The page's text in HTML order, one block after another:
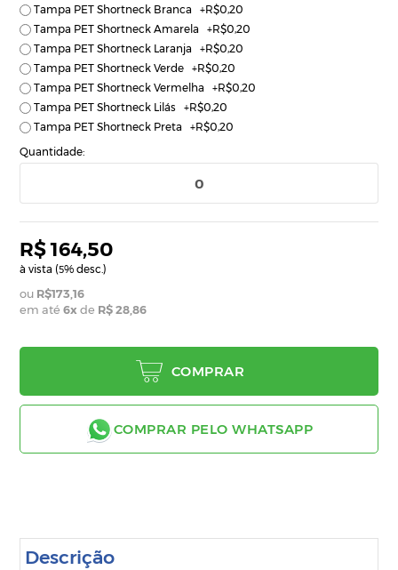
Tampa PET Shortneck Branca+R$0,20
Tampa PET Shortneck Amarela+R$0,20
Tampa PET Shortneck Laranja+R$0,20
Tampa PET Shortneck Verde+R$0,20
Tampa PET Shortneck Vermelha+R$0,20
Tampa PET Shortneck Lilás+R$0,20
Tampa PET Shortneck Preta+R$0,20
Quantidade:
R$ 164,50
à vista (5% desc.)
R$173,16
em até6x de R$ 28,86
COMPRAR
COMPRAR PELO WHATSAPP
Descrição